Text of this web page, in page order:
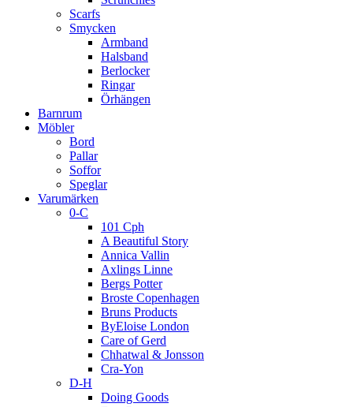
Scarfs
Smycken
Armband
Halsband
Berlocker
Ringar
Örhängen
Barnrum
Möbler
Bord
Pallar
Soffor
Speglar
Varumärken
0-C
101 Cph
A Beautiful Story
Annica Vallin
Axlings Linne
Bergs Potter
Broste Copenhagen
Bruns Products
ByEloise London
Care of Gerd
Chhatwal & Jonsson
Cra-Yon
D-H
Doing Goods